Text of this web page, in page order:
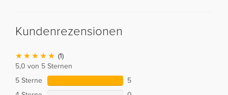
Kundenrezensionen
(1)
5,0 von 5 Sternen
5 Sterne
5